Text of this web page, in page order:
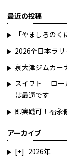
最近の投稿
「やましろの
2026全日本ラ
泉大津ジムカー
スイフト ロー
は最適です
即実践可！福永
アーカイブ
2026